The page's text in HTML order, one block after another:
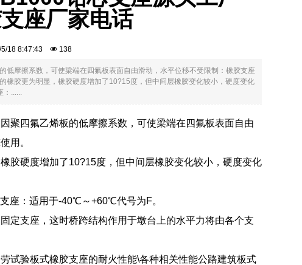
座厂家电话
5/18 8:47:43 138
摩擦系数，可使梁端在四氟板表面自由滑动，水平位移不受限制：橡胶支座
胶更为明显，橡胶硬度增加了10?15度，但中间层橡胶变化较小，硬度变化
：......
聚四氟乙烯板的低摩擦系数，可使梁端在四氟板表面自由
用。
胶硬度增加了10?15度，但中间层橡胶变化较小，硬度变化
座：适用于-40℃～+60℃代号为F。
定支座，这时桥跨结构作用于墩台上的水平力将由各个支
试验板式橡胶支座的耐火性能\各种相关性能公路建筑板式